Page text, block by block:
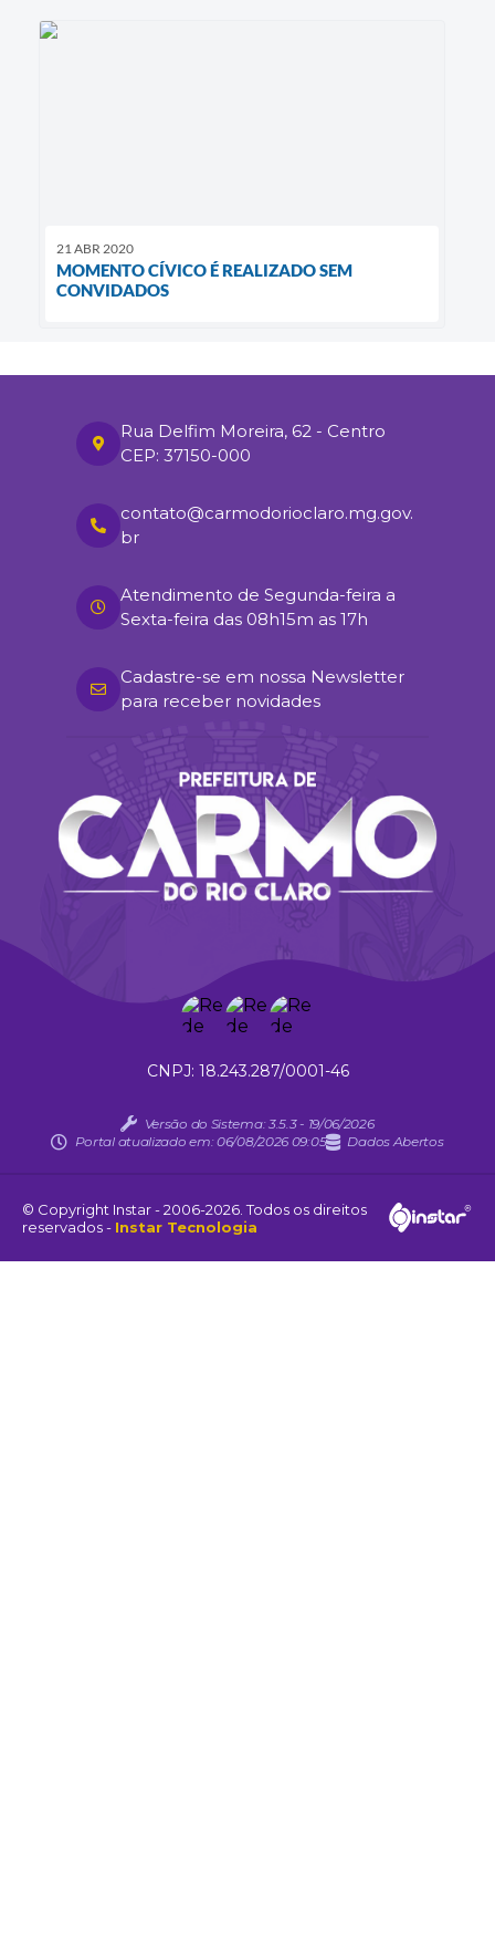
21 ABR 2020
MOMENTO CÍVICO É REALIZADO SEM
CONVIDADOS
Rua Delfim Moreira, 62 - Centro
CEP: 37150-000
contato@carmodorioclaro.mg.gov.
br
Atendimento de Segunda-feira a
Sexta-feira das 08h15m as 17h
18.243.287/0001-46
Cadastre-se em nossa Newsletter
para receber novidades
Versão do Sistema:3.5.3 - 19/06/2026
Portal atualizado em:06/08/2026 09:05 Dados Abertos
© Copyright Instar - 2006-2026. Todos os direitos
reservados - Instar Tecnologia